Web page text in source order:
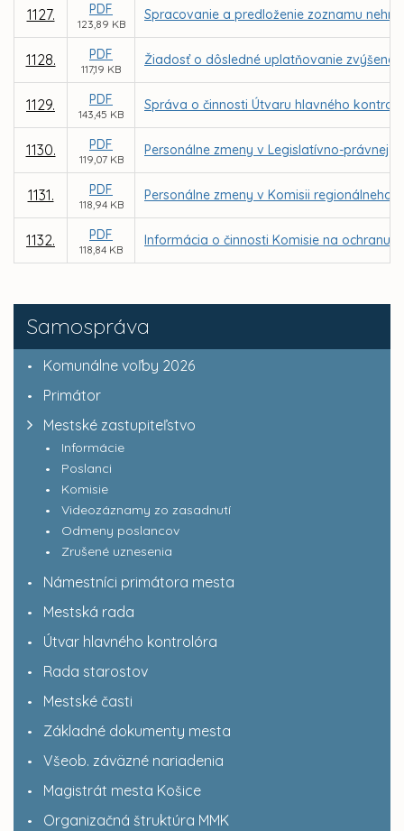
Samospráva
Komunálne voľby 2026
Primátor
Mestské zastupiteľstvo
Informácie
Poslanci
Komisie
Videozáznamy zo zasadnutí
Odmeny poslancov
Zrušené uznesenia
Námestníci primátora mesta
Mestská rada
Útvar hlavného kontrolóra
Rada starostov
Mestské časti
Základné dokumenty mesta
Všeob. záväzné nariadenia
Magistrát mesta Košice
Organizačná štruktúra MMK
1127. PDF
123,89 KB
Spracovanie a predloženie zoznamu
1128. PDF
117,19 KB
Žiadosť o dôsledné uplatňovanie
1129. PDF
143,45 KB
Správa o činnosti Útvaru hlavného
1130. PDF
119,07 KB
Personálne zmeny v Legislatívno-právnej
1131. PDF
118,94 KB
Personálne zmeny v Komisii regionálneho
1132. PDF
118,84 KB
Informácia o činnosti Komisie na ochranu